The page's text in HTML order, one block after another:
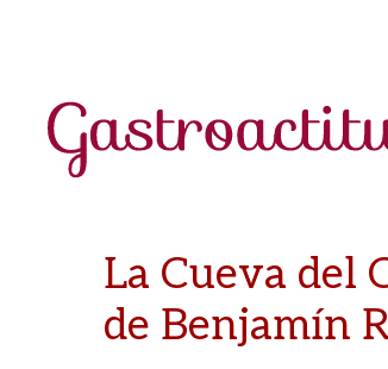
La Cueva del
de Benjamín